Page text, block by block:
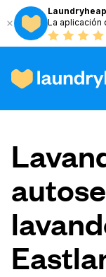
Laundryheap
La aplicación
Cómo
Precios